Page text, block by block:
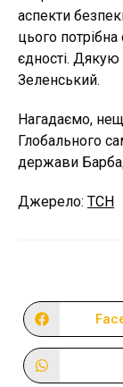
аспекти
цього
єдності. Дякую
Зеленський.
Нагадаємо,
Глобального
держави
Джерело: ТСН
в